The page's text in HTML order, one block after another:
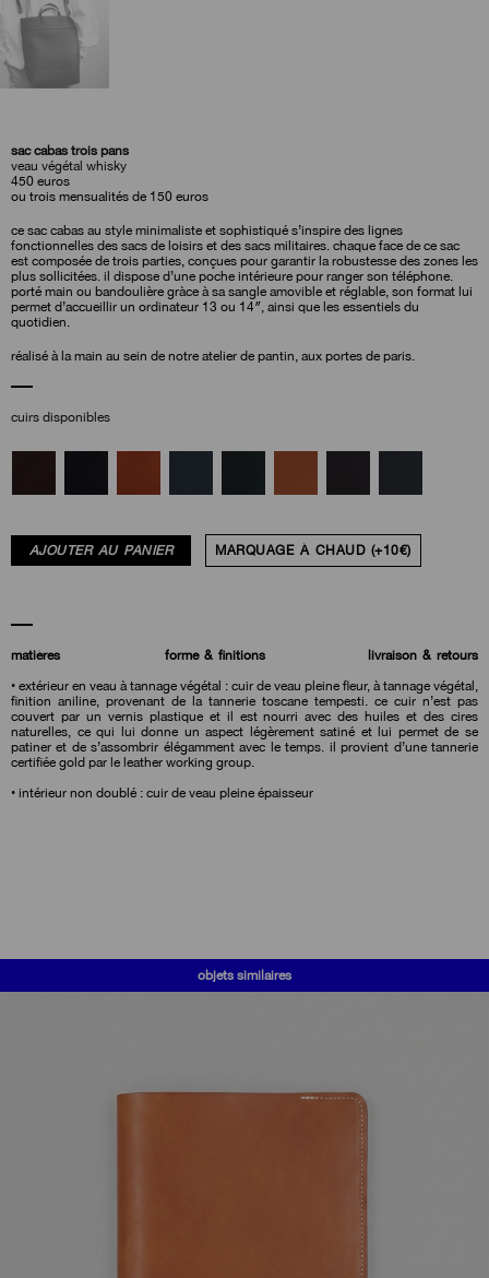
sac cabas trois pans
veau végétal whisky
450 euros
ou trois mensualités de 150 euros
ce sac cabas au style minimaliste et sophistiqué s’inspire des lignes
fonctionnelles des sacs de loisirs et des sacs militaires. chaque face de ce sac
est composée de trois parties, conçues pour garantir la robustesse des zones les
plus sollicitées. il dispose d’une poche intérieure pour ranger son téléphone.
porté main ou bandoulière gràce à sa sangle amovible et réglable, son format lui
permet d’accueillir un ordinateur 13 ou 14″, ainsi que les essentiels du
quotidien.
réalisé à la main au sein de notre atelier de pantin, aux portes de paris.
cuirs disponibles
AJOUTER AU PANIER MARQUAGE À CHAUD (+10€)
matières forme & finitions
livraison & retours
• extérieur en veau à tannage végétal : cuir de veau pleine fleur, à tannage végétal,
finition aniline, provenant de la tannerie toscane tempesti. ce cuir n’est pas
couvert par un vernis plastique et il est nourri avec des huiles et des cires
naturelles, ce qui lui donne un aspect légèrement satiné et lui permet de se
patiner et de s’assombrir élégamment avec le temps. il provient d’une tannerie
certifiée gold par le leather working group.
• intérieur non doublé : cuir de veau pleine épaisseur
objets similaires